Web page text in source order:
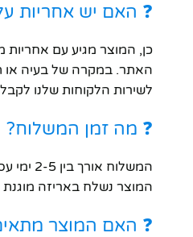
❓ האם יש אחריות
כן, המוצר מגיע עם
האתר. במקרה של בעיה או
לשירות הלקוחות שלנו
❓ מה זמן המשלוח?
המשלוח
המוצר נשלח באריזה מוגנת
❓ האם המוצר